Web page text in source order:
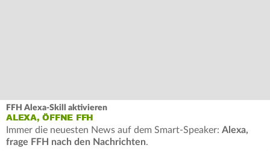
FFH Alexa-Skill aktivieren
ALEXA, ÖFFNE FFH
Immer die neuesten News auf dem Smart-Speaker: Alexa,
frage FFH nach den Nachrichten.